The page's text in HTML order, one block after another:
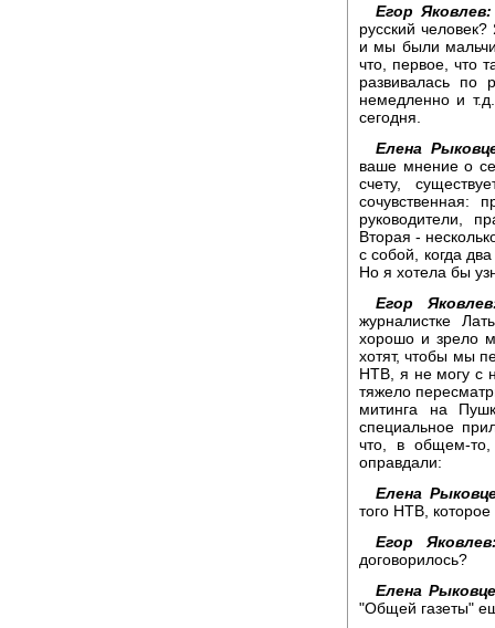
Егор Яковлев:
русский
и мы были
что, первое, что
развивалась
немедленно и
сегодня.
Елена
ваше мнение о
счету,
сочувственная:
руководители,
Вторая -
с собой, когда
Но я хотела бы
Егор
журналистке
хорошо и зрело
хотят, чтобы мы
НТВ, я не могу с
тяжело
митинга на
специальное
что, в общем-
оправдали:
Елена
того НТВ,
Егор
договорилось?
Елена
"Общей газеты"